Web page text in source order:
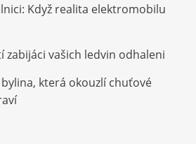
Když realita elektromobilu
zabijáci vašich ledvin odhaleni
která okouzlí chuťové